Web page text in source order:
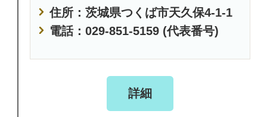
住所：茨城県つくば市天久保4-1-1
電話：029-851-5159 (代表番号)
詳細